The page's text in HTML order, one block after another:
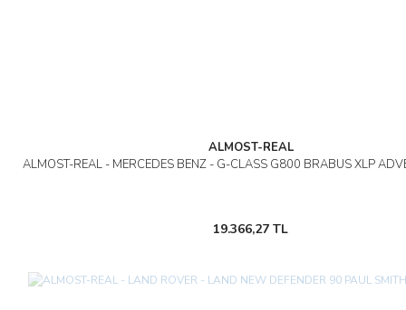
ALMOST-REAL
ALMOST-REAL - MERCEDES BENZ - G-CLASS G800 BRABUS XLP
19.366,27 TL